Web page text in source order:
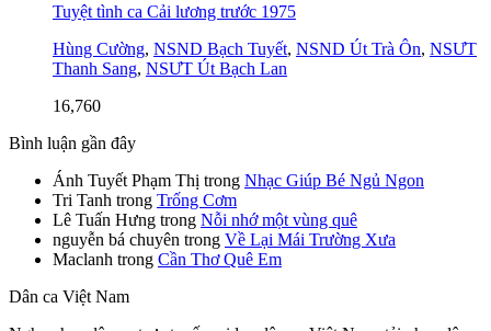
Tuyệt tình ca Cải lương trước 1975
Hùng Cường, NSND Bạch Tuyết, NSND Út Trà Ôn, NSƯT
Thanh Sang, NSƯT Út Bạch Lan
16,760
Bình luận gần đây
Ánh Tuyết Phạm Thị trong Nhạc Giúp Bé Ngủ Ngon
Tri Tanh trong Trống Cơm
Lê Tuấn Hưng trong Nỗi nhớ một vùng quê
nguyễn bá chuyên trong Về Lại Mái Trường Xưa
Maclanh trong Cần Thơ Quê Em
Dân ca Việt Nam